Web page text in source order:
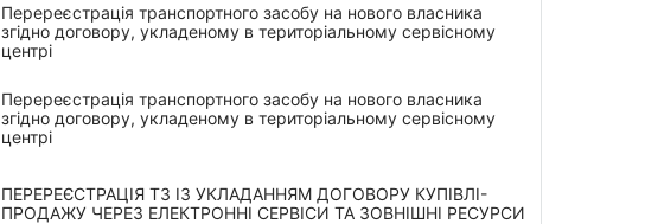
Перереєстрація транспортного засобу на нового власника
згідно договору, укладеному в територіальному сервісному
центрі
Перереєстрація транспортного засобу на нового власника
згідно договору, укладеному в територіальному сервісному
центрі
ПЕРЕРЕЄСТРАЦІЯ ТЗ ІЗ УКЛАДАННЯМ ДОГОВОРУ КУПІВЛІ-
ПРОДАЖУ ЧЕРЕЗ ЕЛЕКТРОННІ СЕРВІСИ ТА ЗОВНІШНІ РЕСУРСИ